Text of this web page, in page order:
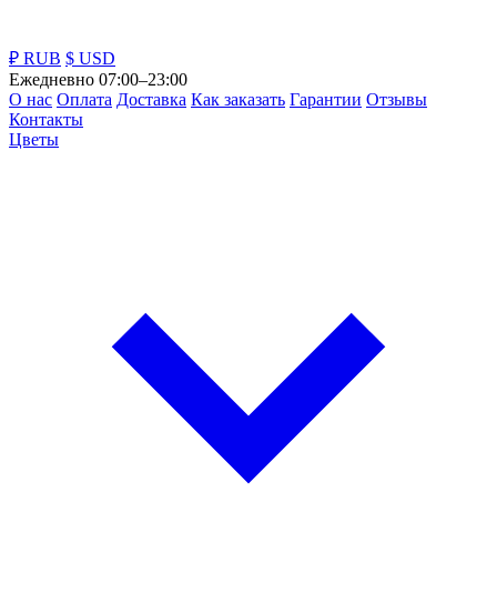
₽ RUB $ USD
Ежедневно 07:00–23:00
О нас Оплата Доставка Как заказать Гарантии Отзывы
Контакты
Цветы